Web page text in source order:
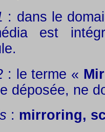
: dans le
est
: le terme «
déposée, ne
: mirroring,